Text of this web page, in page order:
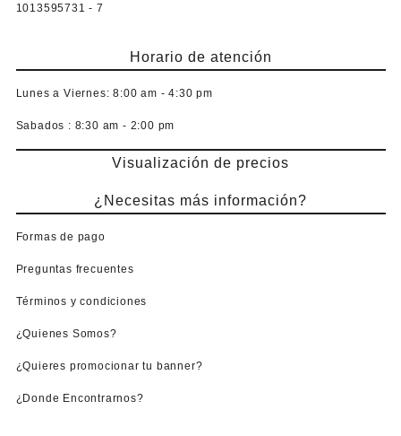
1013595731 - 7
Horario de atención
Lunes a Viernes: 8:00 am - 4:30 pm
Sabados : 8:30 am - 2:00 pm
Visualización de precios
¿Necesitas más información?
Formas de pago
Preguntas frecuentes
Términos y condiciones
¿Quienes Somos?
¿Quieres promocionar tu banner?
¿Donde Encontrarnos?